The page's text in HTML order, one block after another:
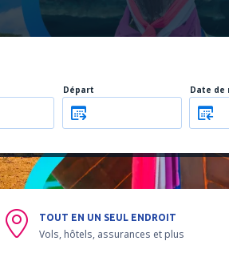
Départ Date de
TOUT EN UN SEUL ENDROIT
Vols, hôtels, assurances et plus